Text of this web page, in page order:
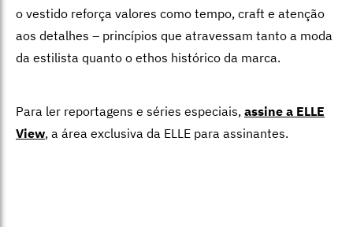
o vestido reforça valores como tempo, craft e atenção
aos detalhes – princípios que atravessam tanto a moda
da estilista quanto o ethos histórico da marca.
Para ler reportagens e séries especiais, assine a ELLE
View, a área exclusiva da ELLE para assinantes.